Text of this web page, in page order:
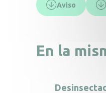
Aviso
En la